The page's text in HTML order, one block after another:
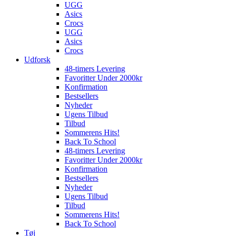
UGG
Asics
Crocs
UGG
Asics
Crocs
Udforsk
48-timers Levering
Favoritter Under 2000kr
Konfirmation
Bestsellers
Nyheder
Ugens Tilbud
Tilbud
Sommerens Hits!
Back To School
48-timers Levering
Favoritter Under 2000kr
Konfirmation
Bestsellers
Nyheder
Ugens Tilbud
Tilbud
Sommerens Hits!
Back To School
Tøj